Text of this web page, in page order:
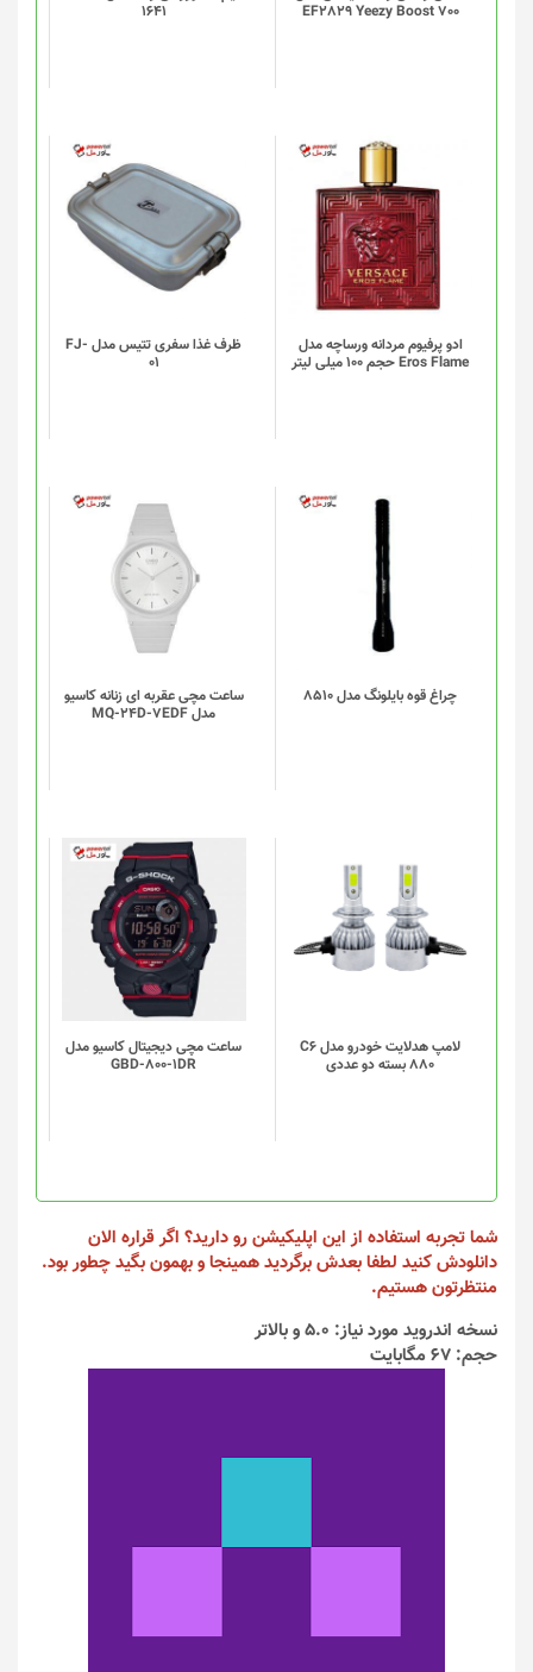
EF2829 Yeezy Boost 700
1641
ها
محصول
انتخاب
شوند
ادو پرفیوم مردانه ورساچه مدل
Eros Flame حجم 100 میلی لیتر
ظرف غذا سفری تتیس مدل FJ-
01
چراغ قوه بایلونگ مدل 8510
ساعت مچی عقربه ای زنانه کاسیو
مدل MQ-24D-7EDF
لامپ هدلایت خودرو مدل C6
880 بسته دو عددی
ساعت مچی دیجیتال کاسیو مدل
GBD-800-1DR
شما تجربه استفاده از این اپلیکیشن رو دارید؟ اگر قراره الان
دانلودش کنید لطفا بعدش برگردید همینجا و بهمون بگید چطور بود.
منتظرتون هستیم.
نسخه اندروید مورد نیاز: 5.0 و بالاتر
حجم: 67 مگابایت